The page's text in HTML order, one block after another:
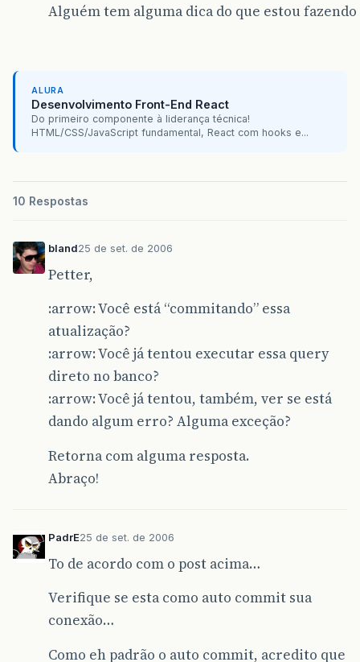
Alguém tem alguma dica do que estou
ALURA
Desenvolvimento Front-End React
Do primeiro componente à liderança técnica!
HTML/CSS/JavaScript fundamental, React com hooks e...
10 Respostas
bland25 de set. de 2006
Petter,
:arrow: Você está “commitando” essa
atualização?
:arrow: Você já tentou executar essa query
direto no banco?
:arrow: Você já tentou, também, ver se está
dando algum erro? Alguma exceção?
Retorna com alguma resposta.
Abraço!
PadrE25 de set. de 2006
To de acordo com o post acima…
Verifique se esta como auto commit sua
conexão…
Como eh padrão o auto commit, acredito que